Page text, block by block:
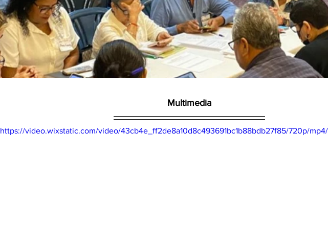
Multimedia
https://video.wixstatic.com/video/43cb4e_ff2de8a10d8c493691bc1b88bdb27f85/720p/